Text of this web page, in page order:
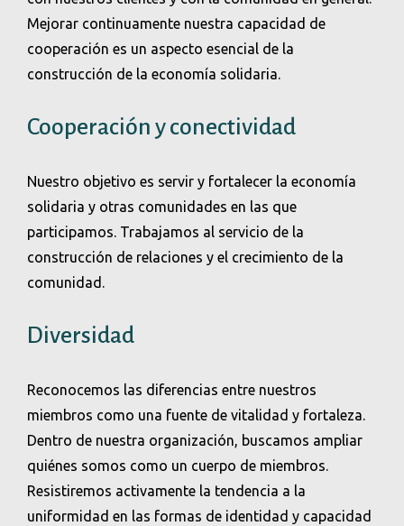
Mejorar continuamente nuestra capacidad de
cooperación es un aspecto esencial de la
construcción de la economía solidaria.
Cooperación y conectividad
Nuestro objetivo es servir y fortalecer la economía
solidaria y otras comunidades en las que
participamos. Trabajamos al servicio de la
construcción de relaciones y el crecimiento de la
comunidad.
Diversidad
Reconocemos las diferencias entre nuestros
miembros como una fuente de vitalidad y fortaleza.
Dentro de nuestra organización, buscamos ampliar
quiénes somos como un cuerpo de miembros.
Resistiremos activamente la tendencia a la
uniformidad en las formas de identidad y capacidad